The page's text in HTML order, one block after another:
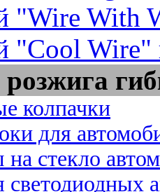
"Wire With
"Cool Wire"
колпачки
для
на стекло